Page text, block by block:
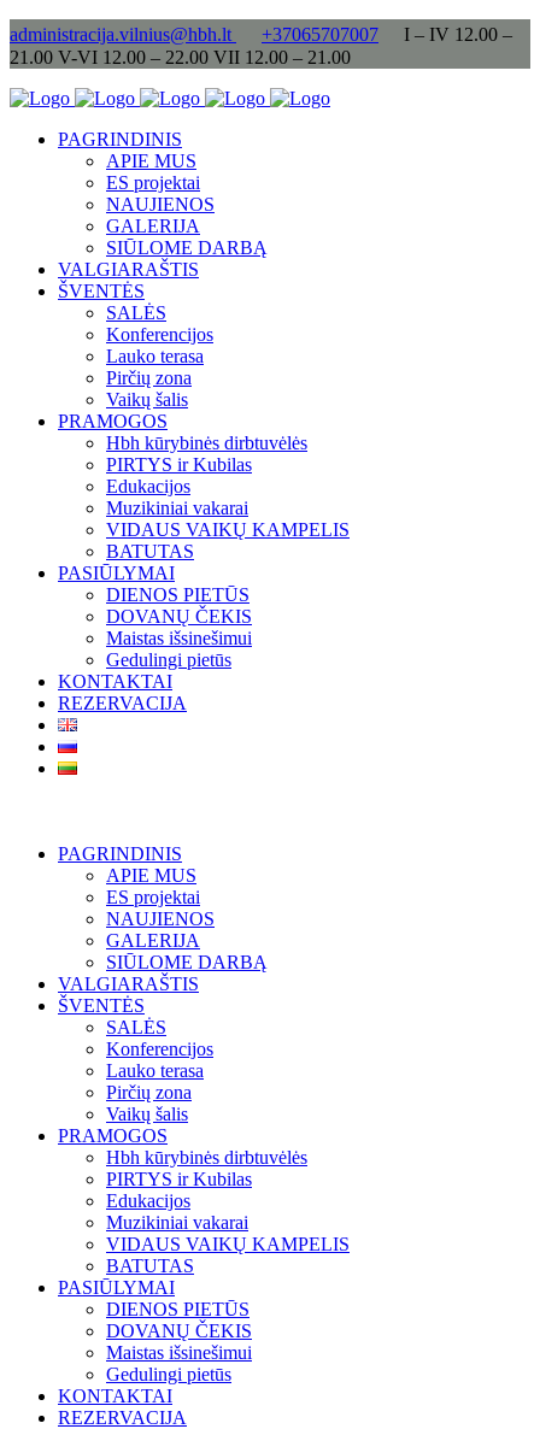
administracija.vilnius@hbh.lt +37065707007
I – IV 12.00 –
21.00 V-VI 12.00 – 22.00 VII 12.00 – 21.00
PAGRINDINIS
APIE MUS
ES projektai
NAUJIENOS
GALERIJA
SIŪLOME DARBĄ
VALGIARAŠTIS
ŠVENTĖS
SALĖS
Konferencijos
Lauko terasa
Pirčių zona
Vaikų šalis
PRAMOGOS
Hbh kūrybinės dirbtuvėlės
PIRTYS ir Kubilas
Edukacijos
Muzikiniai vakarai
VIDAUS VAIKŲ KAMPELIS
BATUTAS
PASIŪLYMAI
DIENOS PIETŪS
DOVANŲ ČEKIS
Maistas išsinešimui
Gedulingi pietūs
KONTAKTAI
REZERVACIJA
PAGRINDINIS
APIE MUS
ES projektai
NAUJIENOS
GALERIJA
SIŪLOME DARBĄ
VALGIARAŠTIS
ŠVENTĖS
SALĖS
Konferencijos
Lauko terasa
Pirčių zona
Vaikų šalis
PRAMOGOS
Hbh kūrybinės dirbtuvėlės
PIRTYS ir Kubilas
Edukacijos
Muzikiniai vakarai
VIDAUS VAIKŲ KAMPELIS
BATUTAS
PASIŪLYMAI
DIENOS PIETŪS
DOVANŲ ČEKIS
Maistas išsinešimui
Gedulingi pietūs
KONTAKTAI
REZERVACIJA